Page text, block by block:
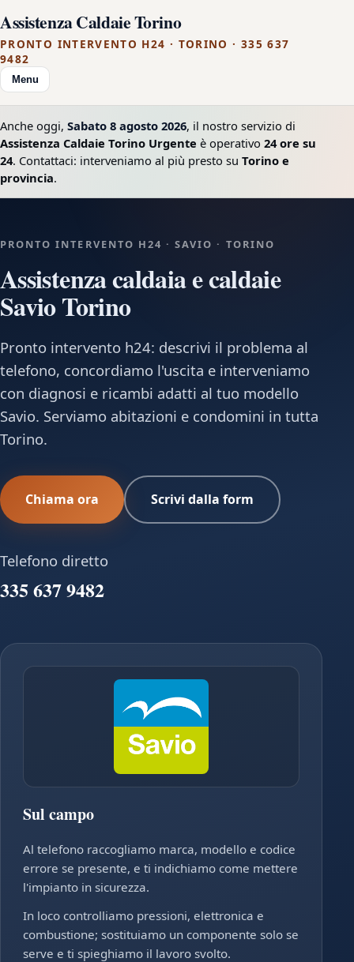
Assistenza Caldaie Torino
PRONTO INTERVENTO H24 · TORINO · 335 637
9482
Menu
Anche oggi, Sabato 8 agosto 2026, il nostro servizio di
Assistenza Caldaie Torino Urgente è operativo 24 ore su
24. Contattaci: interveniamo al più presto su Torino e
provincia.
PRONTO INTERVENTO H24 · SAVIO · TORINO
Assistenza caldaia e caldaie
Savio Torino
Pronto intervento h24: descrivi il problema al
telefono, concordiamo l'uscita e interveniamo
con diagnosi e ricambi adatti al tuo modello
Savio. Serviamo abitazioni e condomini in tutta
Torino.
Chiama ora Scrivi dalla form
Telefono diretto
335 637 9482
Sul campo
Al telefono raccogliamo marca, modello e codice
errore se presente, e ti indichiamo come mettere
l'impianto in sicurezza.
In loco controlliamo pressioni, elettronica e
combustione; sostituiamo un componente solo se
serve e ti spieghiamo il lavoro svolto.